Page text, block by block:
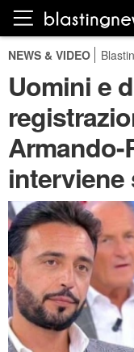
NEWS & VIDEO
Uomini e
Armando-
interviene